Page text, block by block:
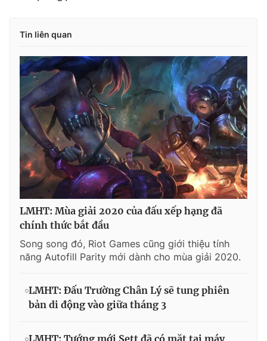
Tin liên quan
LMHT: Mùa giải 2020 của đấu xếp hạng đã
chính thức bắt đầu
Song song đó, Riot Games cũng giới thiệu tính
năng Autofill Parity mới dành cho mùa giải 2020.
LMHT: Đấu Trường Chân Lý sẽ tung phiên
bản di động vào giữa tháng 3
LMHT: Tướng mới Sett đã có mặt tại máy